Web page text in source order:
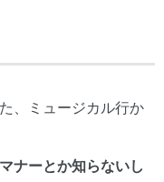
、ミュージカル行か
ナーとか知らないし